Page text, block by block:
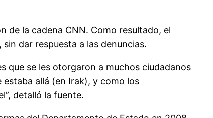
de la cadena CNN. Como resultado, el
dar respuesta a las denuncias.
que se les otorgaron a muchos ciudadanos
allá (en Irak), y como los
detalló la fuente.